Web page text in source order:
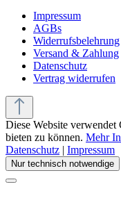
Impressum
AGBs
Widerrufsbelehrung
Versand & Zahlung
Datenschutz
Vertrag widerrufen
Diese Website
bieten zu können. Mehr
Datenschutz | Impressum
Nur technisch notwendige